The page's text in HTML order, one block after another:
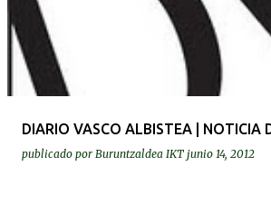
DIARIO VASCO ALBISTEA | NOTICIA
publicado por Buruntzaldea IKT junio 14, 2012